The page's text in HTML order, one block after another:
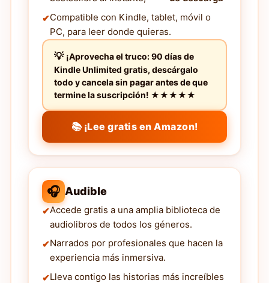
Compatible con Kindle, tablet, móvil o
PC, para leer donde quieras.
¡Aprovecha el truco: 90 días de
Kindle Unlimited gratis, descárgalo
todo y cancela sin pagar antes de que
termine la suscripción! ★★★★★
📚 ¡Lee gratis en Amazon!
🎧 Audible
Accede gratis a una amplia biblioteca de
audiolibros de todos los géneros.
Narrados por profesionales que hacen la
experiencia más inmersiva.
Lleva contigo las historias más increíbles